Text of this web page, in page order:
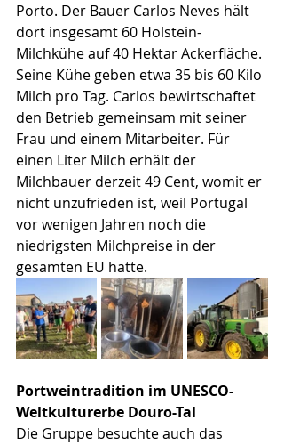
Porto. Der Bauer Carlos Neves hält
dort insgesamt 60 Holstein-
Milchkühe auf 40 Hektar Ackerfläche.
Seine Kühe geben etwa 35 bis 60 Kilo
Milch pro Tag. Carlos bewirtschaftet
den Betrieb gemeinsam mit seiner
Frau und einem Mitarbeiter. Für
einen Liter Milch erhält der
Milchbauer derzeit 49 Cent, womit er
nicht unzufrieden ist, weil Portugal
vor wenigen Jahren noch die
niedrigsten Milchpreise in der
gesamten EU hatte.
Portweintradition im UNESCO-
Weltkulturerbe Douro-Tal
Die Gruppe besuchte auch das